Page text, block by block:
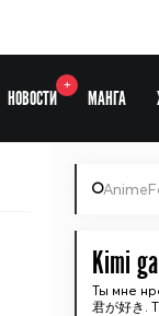
НОВОСТИ
+
МАНГА
Kimi
Ты мне
君が好き.